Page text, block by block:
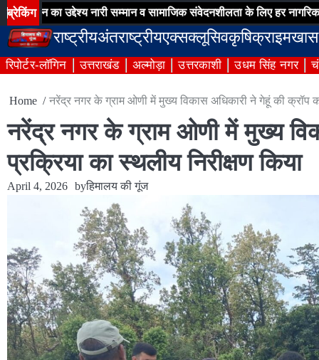
Skip
to
content
ब्रेकिंग
उद्देश्य नारी सम्मान व सामाजिक संवेदनशीलता के लिए हर नागरिक हो जागरुक
राष्ट्रीयअंतराष्ट्रीयएक्सक्लूसिवकृषिक्राइम
रिपोर्टर-लॉगिन उत्तराखंड अल्मोड़ा उत्तरकाशी उधम सिंह नगर
Home नरेंद्र नगर के ग्राम ओणी में मुख्य विकास अधिकारी ने गेहूं की क्रॉप
नरेंद्र नगर के ग्राम ओणी में मुख्य
प्रक्रिया का स्थलीय निरीक्षण किया
April 4, 2026 byहिमालय की गूंज